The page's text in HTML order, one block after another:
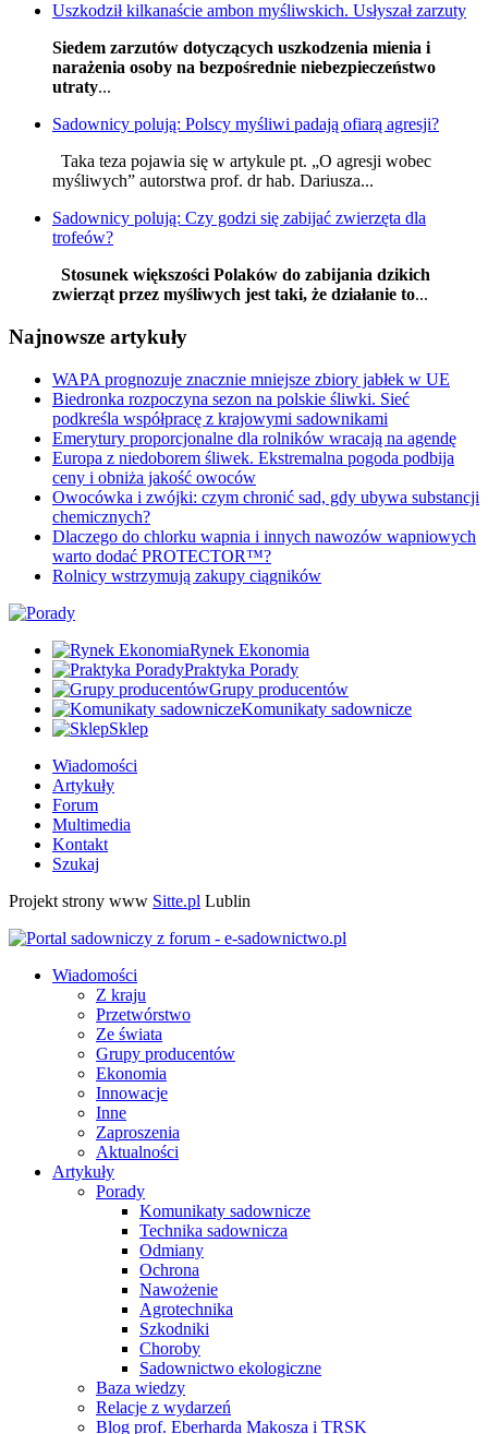
Uszkodził kilkanaście ambon myśliwskich. Usłyszał zarzuty
Siedem zarzutów dotyczących uszkodzenia mienia i
narażenia osoby na bezpośrednie niebezpieczeństwo
utraty...
Sadownicy polują: Polscy myśliwi padają ofiarą agresji?
Taka teza pojawia się w artykule pt. „O agresji wobec
myśliwych” autorstwa prof. dr hab. Dariusza...
Sadownicy polują: Czy godzi się zabijać zwierzęta dla
trofeów?
Stosunek większości Polaków do zabijania dzikich
zwierząt przez myśliwych jest taki, że działanie to...
Najnowsze artykuły
WAPA prognozuje znacznie mniejsze zbiory jabłek w UE
Biedronka rozpoczyna sezon na polskie śliwki. Sieć
podkreśla współpracę z krajowymi sadownikami
Emerytury proporcjonalne dla rolników wracają na agendę
Europa z niedoborem śliwek. Ekstremalna pogoda podbija
ceny i obniża jakość owoców
Owocówka i zwójki: czym chronić sad, gdy ubywa substancji
chemicznych?
Dlaczego do chlorku wapnia i innych nawozów wapniowych
warto dodać PROTECTOR™?
Rolnicy wstrzymują zakupy ciągników
Rynek Ekonomia
Praktyka Porady
Grupy producentów
Komunikaty sadownicze
Sklep
Wiadomości
Artykuły
Forum
Multimedia
Kontakt
Szukaj
Projekt strony www Sitte.pl Lublin
Wiadomości
Z kraju
Przetwórstwo
Ze świata
Grupy producentów
Ekonomia
Innowacje
Inne
Zaproszenia
Aktualności
Artykuły
Porady
Komunikaty sadownicze
Technika sadownicza
Odmiany
Ochrona
Nawożenie
Agrotechnika
Szkodniki
Choroby
Sadownictwo ekologiczne
Baza wiedzy
Relacje z wydarzeń
Blog prof. Eberharda Makosza i TRSK